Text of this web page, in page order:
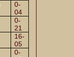
0-
04
0-
21
16-
05
0-